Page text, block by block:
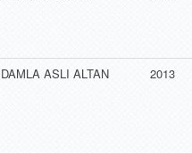
DAMLA ASLI ALTAN 2013